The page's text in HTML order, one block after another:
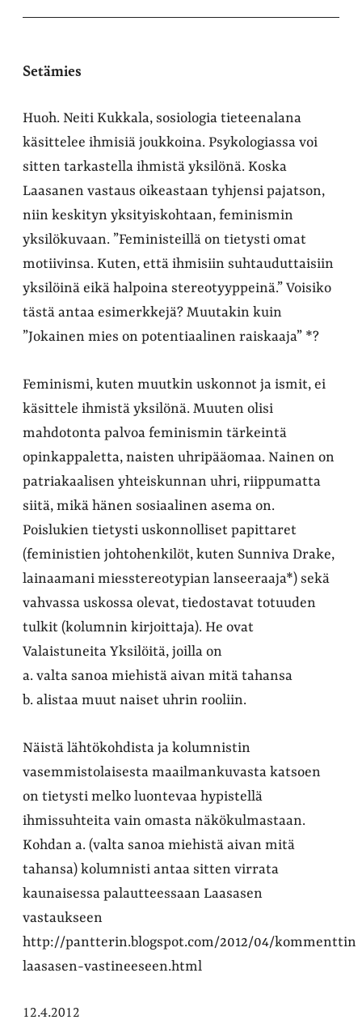
Setämies
Huoh. Neiti Kukkala, sosiologia tieteenalana
käsittelee ihmisiä joukkoina. Psykologiassa voi
sitten tarkastella ihmistä yksilönä. Koska
Laasanen vastaus oikeastaan tyhjensi pajatson,
niin keskityn yksityiskohtaan, feminismin
yksilökuvaan. ”Feministeillä on tietysti omat
motiivinsa. Kuten, että ihmisiin suhtauduttaisiin
yksilöinä eikä halpoina stereotyyppeinä.” Voisiko
tästä antaa esimerkkejä? Muutakin kuin
”Jokainen mies on potentiaalinen raiskaaja” *?
Feminismi, kuten muutkin uskonnot ja ismit, ei
käsittele ihmistä yksilönä. Muuten olisi
mahdotonta palvoa feminismin tärkeintä
opinkappaletta, naisten uhripääomaa. Nainen on
patriakaalisen yhteiskunnan uhri, riippumatta
siitä, mikä hänen sosiaalinen asema on.
Poislukien tietysti uskonnolliset papittaret
(feministien johtohenkilöt, kuten Sunniva Drake,
lainaamani miesstereotypian lanseeraaja*) sekä
vahvassa uskossa olevat, tiedostavat totuuden
tulkit (kolumnin kirjoittaja). He ovat
Valaistuneita Yksilöitä, joilla on
a. valta sanoa miehistä aivan mitä tahansa
b. alistaa muut naiset uhrin rooliin.
Näistä lähtökohdista ja kolumnistin
vasemmistolaisesta maailmankuvasta katsoen
on tietysti melko luontevaa hypistellä
ihmissuhteita vain omasta näkökulmastaan.
Kohdan a. (valta sanoa miehistä aivan mitä
tahansa) kolumnisti antaa sitten virrata
kaunaisessa palautteessaan Laasasen
vastaukseen
http://pantterin.blogspot.com/2012/04/
laasasen-vastineeseen.html
12.4.2012